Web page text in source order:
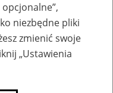
niezbędne pliki
zmienić swoje
„Ustawienia